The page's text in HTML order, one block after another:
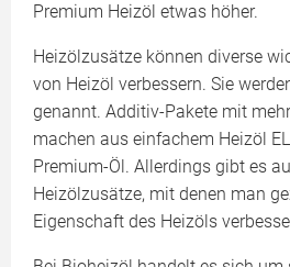
Premium Heizöl etwas höher.
Heizölzusätze können diverse
von Heizöl verbessern. Sie
genannt. Additiv-Pakete mit
machen aus einfachem Heizöl
Premium-Öl. Allerdings gibt es
Heizölzusätze, mit denen man
Eigenschaft des Heizöls